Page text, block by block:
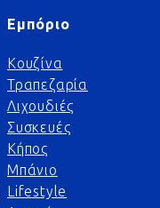
Εμπόριο
Κουζίνα
Τραπεζαρία
Λιχουδιές
Συσκευές
Κήπος
Μπάνιο
Lifestyle